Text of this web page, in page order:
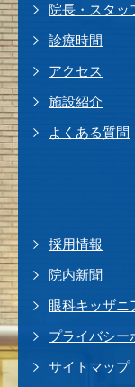
院長・スタッ
診療時間
アクセス
施設紹介
よくある質問
採用情報
院内新聞
眼科キッザニ
プライバシー
サイトマップ